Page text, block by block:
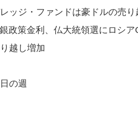
ジ・ファンドは豪ドルの売り
政策金利、仏大統領選にロシ
越し増加
の週